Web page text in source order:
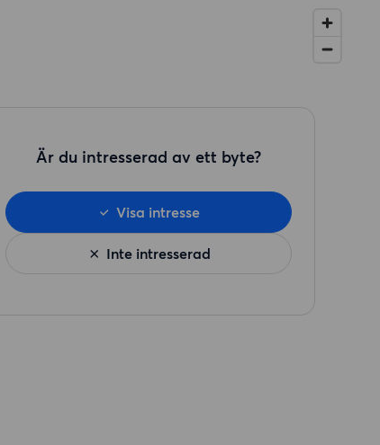
Är du intresserad av ett byte?
Inte intresserad
Visa intresse